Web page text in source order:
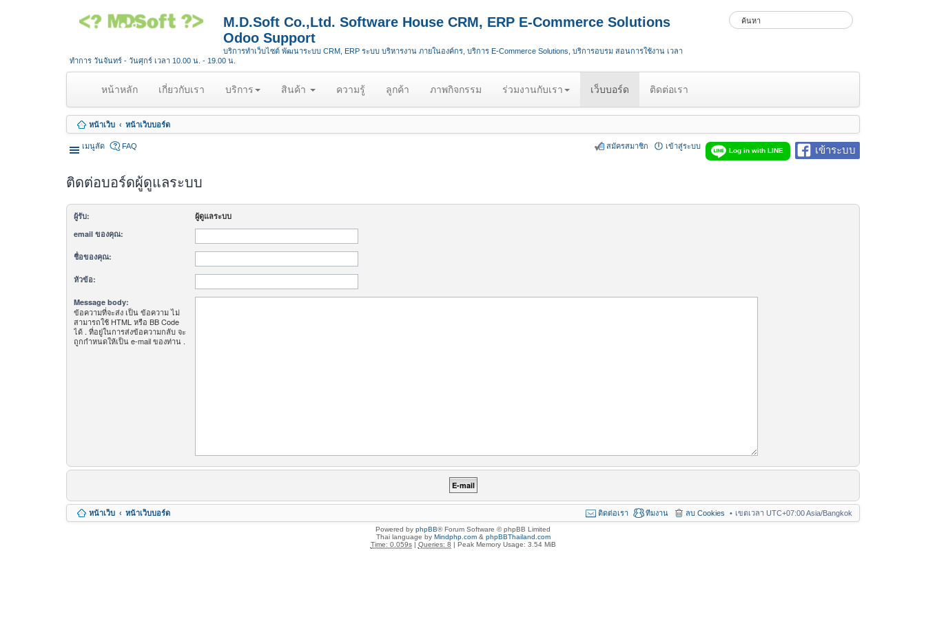
M.D.Soft Co.,Ltd. Software House CRM, ERP E-Commerce Solutions
Odoo Support
บริการทำเว็บไซต์ พัฒนาระบบ CRM, ERP ระบบ บริหารงาน ภายในองค์กร, บริการ E-Commerce Solutions, บริการอบรม สอนการใช้งาน เวลา
ทำการ วันจันทร์ - วันศุกร์ เวลา 10.00 น. - 19.00 น.
หน้าหลัก(
u
r
t
เกี่ยวกับเรา บริการ สินค้า ความรู้ ลูกค้า ภาพกิจกรรม ร่วมงานกับเรา เว็บบอร์ด ติดต่อเรา
หน้าเว็บ หน้าเว็บบอร์ด
เมนูลัด เข้าระบบ
Log in with LINE
FAQ เข้าสู่ระบบ
สมัครสมาชิก
ติดต่อบอร์ดผู้ดูแลระบบ
ผู้รับ:
ผู้ดูแลระบบ
email ของคุณ:
ชื่อของคุณ:
หัวข้อ:
Message body:
ข้อความที่จะส่ง เป็น ข้อความ ไม่
สามารถใช้ HTML หรือ BB Code
ได้ . ที่อยู่ในการส่งข้อความกลับ จะ
ถูกกำหนดให้เป็น e-mail ของท่าน .
หน้าเว็บ หน้าเว็บบอร์ด เขตเวลา UTC+07:00 Asia/Bangkok
ลบ Cookies
ทีมงาน
ติดต่อเรา
Powered by phpBB® Forum Software © phpBB Limited
Thai language by Mindphp.com& phpBBThailand.com
Time: 0.059s| Queries: 8 | Peak Memory Usage: 3.54 MiB